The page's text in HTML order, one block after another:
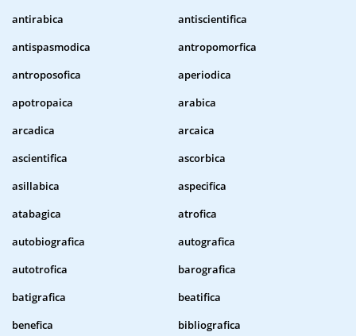
antirabica
antiscientifica
antispasmodica
antropomorfica
antroposofica
aperiodica
apotropaica
arabica
arcadica
arcaica
ascientifica
ascorbica
asillabica
aspecifica
atabagica
atrofica
autobiografica
autografica
autotrofica
barografica
batigrafica
beatifica
benefica
bibliografica